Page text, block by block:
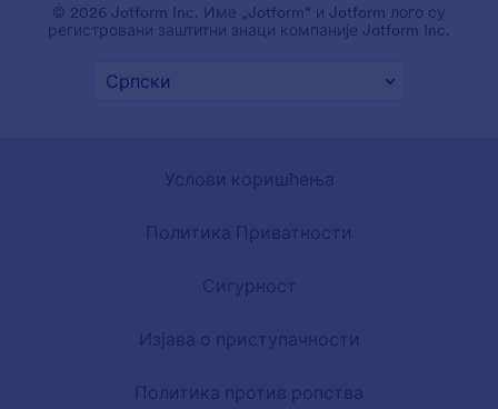
© 2026 Jotform Inc. Име „Jotform“ и Jotform лого су
регистровани заштитни знаци компаније Jotform Inc.
Услови коришћења
Политика Приватности
Сигурност
Изјава о приступачности
Политика против ропства